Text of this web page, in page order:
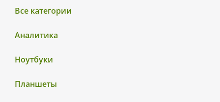
Все категории
Аналитика
Ноутбуки
Планшеты